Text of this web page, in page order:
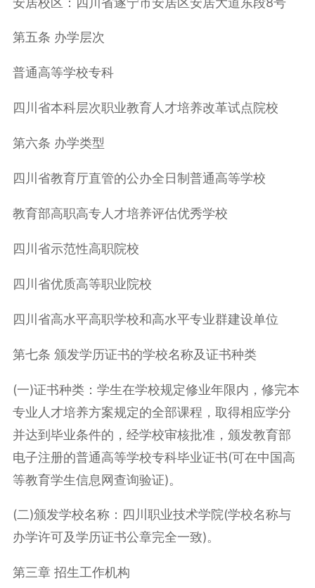
第五条 办学层次
普通高等学校专科
四川省本科层次职业教育人才培养改革试点院校
第六条 办学类型
四川省教育厅直管的公办全日制普通高等学校
教育部高职高专人才培养评估优秀学校
四川省示范性高职院校
四川省优质高等职业院校
四川省高水平高职学校和高水平专业群建设单位
第七条 颁发学历证书的学校名称及证书种类
(一)证书种类：学生在学校规定修业年限内，修完本
专业人才培养方案规定的全部课程，取得相应学分
并达到毕业条件的，经学校审核批准，颁发教育部
电子注册的普通高等学校专科毕业证书(可在中国高
等教育学生信息网查询验证)。
(二)颁发学校名称：四川职业技术学院(学校名称与
办学许可及学历证书公章完全一致)。
第三章 招生工作机构